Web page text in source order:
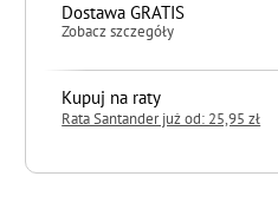
Dostawa GRATIS
Zobacz szczegóły
Kupuj na raty
Rata Santander już od: 25,95 zł